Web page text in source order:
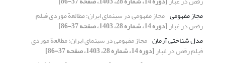
مجاز مفهومی مجاز مفهومی در سینمای ایران: مطالعة ‌موردی فیلم
رقص در غبار[دوره 14، شماره 28، 1403، صفحه 37-86]
مدل شناختی آرمان مجاز مفهومی در سینمای ایران: مطالعة ‌موردی
فیلم رقص در غبار[دوره 14، شماره 28، 1403، صفحه 37-86]